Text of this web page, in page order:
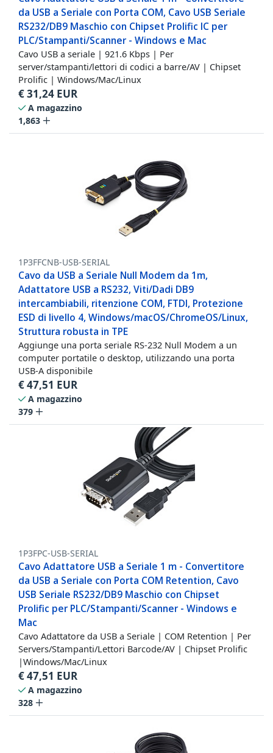
da USB a Seriale con Porta COM, Cavo USB Seriale
RS232/DB9 Maschio con Chipset Prolific IC per
PLC/Stampanti/Scanner - Windows e Mac
Cavo USB a seriale | 921.6 Kbps | Per
server/stampanti/lettori di codici a barre/AV | Chipset
Prolific | Windows/Mac/Linux
€31,24 EUR
A magazzino
1,863
1P3FFCNB-USB-SERIAL
Cavo da USB a Seriale Null Modem da 1m,
Adattatore USB a RS232, Viti/Dadi DB9
intercambiabili, ritenzione COM, FTDI, Protezione
ESD di livello 4, Windows/macOS/ChromeOS/Linux,
Struttura robusta in TPE
Aggiunge una porta seriale RS-232 Null Modem a un
computer portatile o desktop, utilizzando una porta
USB-A disponibile
€47,51 EUR
A magazzino
379
1P3FPC-USB-SERIAL
Cavo Adattatore USB a Seriale 1 m - Convertitore
da USB a Seriale con Porta COM Retention, Cavo
USB Seriale RS232/DB9 Maschio con Chipset
Prolific per PLC/Stampanti/Scanner - Windows e
Mac
Cavo Adattatore da USB a Seriale | COM Retention | Per
Servers/Stampanti/Lettori Barcode/AV | Chipset Prolific
|Windows/Mac/Linux
€47,51 EUR
A magazzino
328